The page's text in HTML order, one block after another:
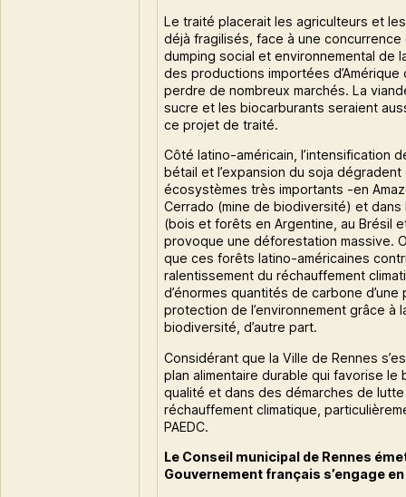
Le traité placerait les agriculteurs et
déjà fragilisés, face à une
dumping social et environnemental de
des productions importées d’Amérique
perdre de nombreux marchés. La
sucre et les biocarburants seraient
ce projet de traité.
Côté latino-américain, l’intensification
bétail et l’expansion du soja
écosystèmes très importants -en
Cerrado (mine de biodiversité) et dans
(bois et forêts en Argentine, au Brésil
provoque une déforestation massive.
que ces forêts latino-américaines
ralentissement du réchauffement
d’énormes quantités de carbone d’une
protection de l’environnement grâce à
biodiversité, d’autre part.
Considérant que la Ville de Rennes
plan alimentaire durable qui favorise le
qualité et dans des démarches de
réchauffement climatique,
PAEDC.
Le Conseil municipal de Rennes
Gouvernement français s’engage